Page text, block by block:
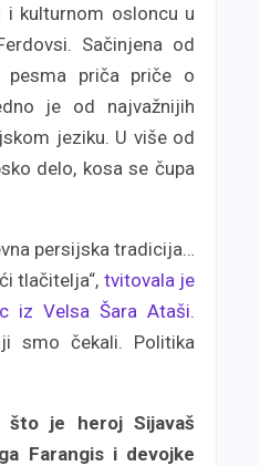
kulturnom osloncu u
Sačinjena od
pesma priča priče o
je od najvažnijih
jeziku. U više od
delo, kosa se čupa
persijska tradicija…
tlačitelja“, tvitovala je
iz Velsa Šara Ataši.
smo čekali. Politika
što je heroj Sijavaš
Farangis i devojke